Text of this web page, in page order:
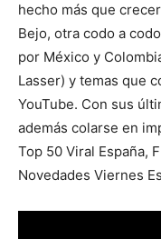
hecho más que
Bejo, otra codo a
por México y
Lasser) y temas que
YouTube. Con sus
además colarse en
Top 50 Viral España,
Novedades Viernes